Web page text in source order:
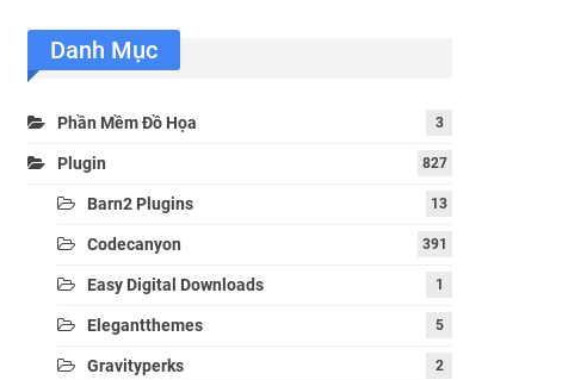
Danh Mục
Phần Mềm Đồ Họa 3
Plugin 827
Barn2 Plugins 13
Codecanyon 391
Easy Digital Downloads 1
Elegantthemes 5
Gravityperks 2